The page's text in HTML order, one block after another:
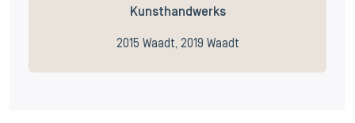
Kunsthandwerks
2015 Waadt, 2019 Waadt